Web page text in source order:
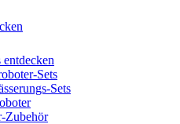
entdecken
Sets
Sets
Zubehör